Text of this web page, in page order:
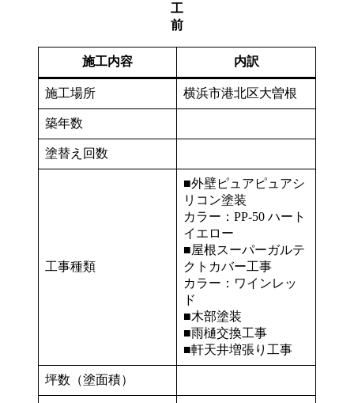
工
前
施工内容 内訳
施工場所 横浜市港北区大曽根
築年数
塗替え回数
工事種類
■外壁ピュアピュアシ
リコン塗装
カラー：PP-50 ハート
イエロー
■屋根スーパーガルテ
クトカバー工事
カラー：ワインレッ
ド
■木部塗装
■雨樋交換工事
■軒天井増張り工事
坪数（塗面積）